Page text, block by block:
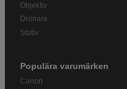
Objektiv
Drönare
Stativ
Populära varumärken
Canon